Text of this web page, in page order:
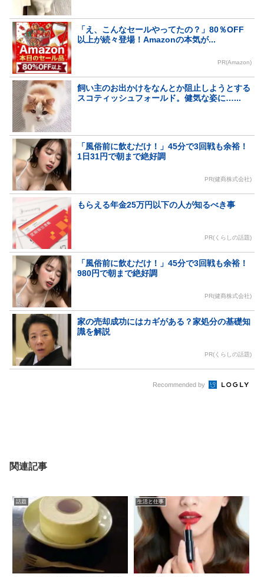
「え、こんなセールやってたの？」80％OFF
以上が続々登場！Amazonの本気が...
PR(Amazon)
飼い主のお出かけをなんとか阻止しようとする
スコティッシュフォールド。健気な姿に…...
「風俗前に飲むだけ！」45分で3回戦も余裕！
1日31円で朝まで絶好調
PR(健商株式会社)
もらえる年金25万円以下の人が知るべき事
PR(くらしの話題)
「風俗前に飲むだけ！」45分で3回戦も余裕！
980円で朝まで絶好調
PR(健商株式会社)
家の売却成功にはカギがある？家処分の基礎知
識を解説
PR(くらしの話題)
Recommended by
関連記事
話題 生活と仕事